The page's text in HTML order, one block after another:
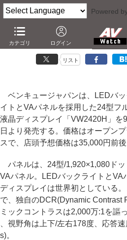
Powered
カテゴリ ログイン
ベンキュー、24型VAパネル搭載フルHD
－LEDバックライト搭載。実売35,000円
リスト
ベンキュージャパンは、LEDバッ
イトとVAパネルを採用した24型フ
液晶ディスプレイ「VW2420H」を
日より発売する。価格はオープンプ
スで、店頭予想価格は35,000円前後
パネルは、24型/1,920×1,080ド
VAパネル。LEDバックライトとVA
ディスプレイは世界初としている
で、独自のDCR(Dynamic Contrast
ミックコントラスは2,000万:1を謳
、視野角は上下/左右178度、応答
s)。